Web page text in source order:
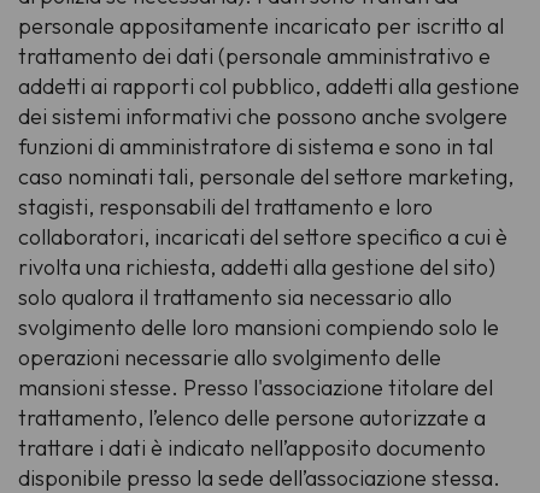
personale appositamente incaricato per iscritto al
trattamento dei dati (personale amministrativo e
addetti ai rapporti col pubblico, addetti alla gestione
dei sistemi informativi che possono anche svolgere
funzioni di amministratore di sistema e sono in tal
caso nominati tali, personale del settore marketing,
stagisti, responsabili del trattamento e loro
collaboratori, incaricati del settore specifico a cui è
rivolta una richiesta, addetti alla gestione del sito)
solo qualora il trattamento sia necessario allo
svolgimento delle loro mansioni compiendo solo le
operazioni necessarie allo svolgimento delle
mansioni stesse. Presso l'associazione titolare del
trattamento, l’elenco delle persone autorizzate a
trattare i dati è indicato nell’apposito documento
disponibile presso la sede dell’associazione stessa.